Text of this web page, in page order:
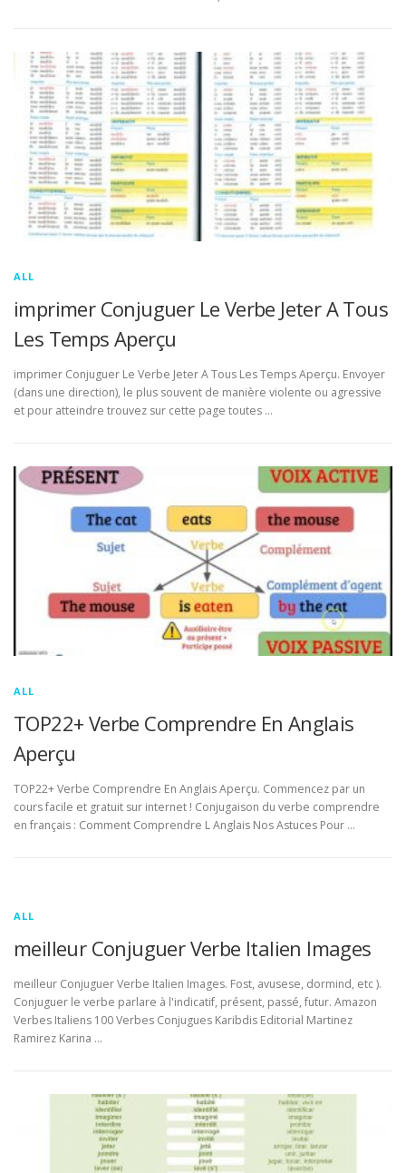
ALL
imprimer Conjuguer Le Verbe Jeter A Tous
Les Temps Aperçu
imprimer Conjuguer Le Verbe Jeter A Tous Les Temps Aperçu. Envoyer
(dans une direction), le plus souvent de manière violente ou agressive
et pour atteindre trouvez sur cette page toutes …
ALL
TOP22+ Verbe Comprendre En Anglais
Aperçu
TOP22+ Verbe Comprendre En Anglais Aperçu. Commencez par un
cours facile et gratuit sur internet ! Conjugaison du verbe comprendre
en français : Comment Comprendre L Anglais Nos Astuces Pour …
ALL
meilleur Conjuguer Verbe Italien Images
meilleur Conjuguer Verbe Italien Images. Fost, avusese, dormind, etc ).
Conjuguer le verbe parlare à l'indicatif, présent, passé, futur. Amazon
Verbes Italiens 100 Verbes Conjugues Karibdis Editorial Martinez
Ramirez Karina …